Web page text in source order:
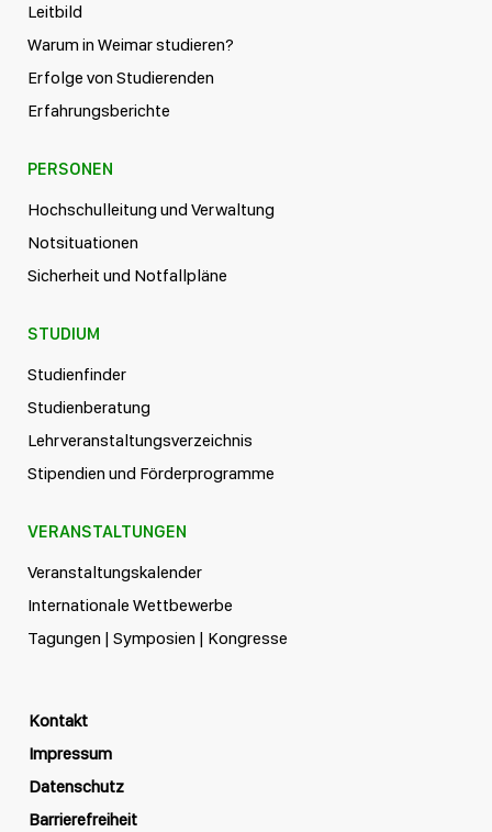
Leitbild
Warum in Weimar studieren?
Erfolge von Studierenden
Erfahrungsberichte
PERSONEN
Hochschulleitung und Verwaltung
Notsituationen
Sicherheit und Notfallpläne
STUDIUM
Studienfinder
Studienberatung
Lehrveranstaltungsverzeichnis
Stipendien und Förderprogramme
VERANSTALTUNGEN
Veranstaltungskalender
Internationale Wettbewerbe
Tagungen | Symposien | Kongresse
Kontakt
Impressum
Datenschutz
Barrierefreiheit